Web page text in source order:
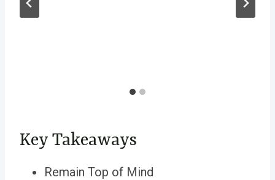
Key Takeaways
Remain Top of Mind